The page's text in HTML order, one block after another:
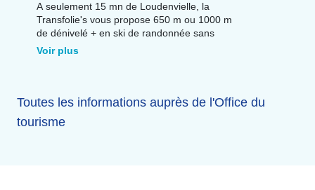
A seulement 15 mn de Loudenvielle, la
Transfolie's vous propose 650 m ou 1000 m
de dénivelé + en ski de randonnée sans
chronomètre mais avec des défis.
Voir plus
Toutes les informations auprès de l'Office du
tourisme